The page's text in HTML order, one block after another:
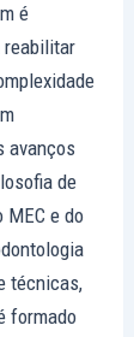
é
reabilitar
avanços
de
e do
técnicas,
formado